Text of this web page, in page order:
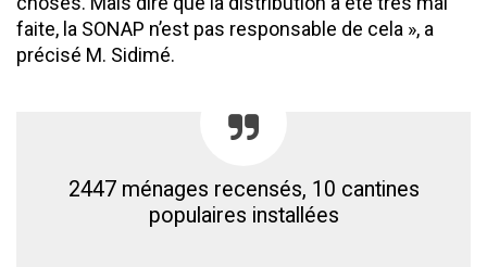
faite, la SONAP n’est pas responsable de cela », a
précisé M. Sidimé.
2447 ménages recensés, 10 cantines
populaires installées